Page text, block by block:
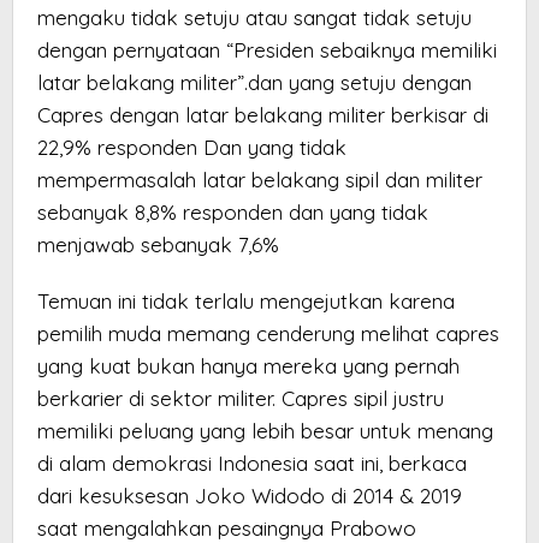
mengaku tidak setuju atau sangat tidak setuju
dengan pernyataan “Presiden sebaiknya memiliki
latar belakang militer”.dan yang setuju dengan
Capres dengan latar belakang militer berkisar di
22,9% responden Dan yang tidak
mempermasalah latar belakang sipil dan militer
sebanyak 8,8% responden dan yang tidak
menjawab sebanyak 7,6%
Temuan ini tidak terlalu mengejutkan karena
pemilih muda memang cenderung melihat capres
yang kuat bukan hanya mereka yang pernah
berkarier di sektor militer. Capres sipil justru
memiliki peluang yang lebih besar untuk menang
di alam demokrasi Indonesia saat ini, berkaca
dari kesuksesan Joko Widodo di 2014 & 2019
saat mengalahkan pesaingnya Prabowo